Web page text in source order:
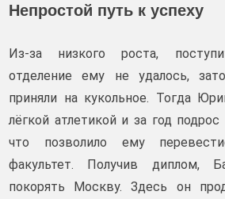
Непростой путь к успеху
Из-за низкого роста,
отделение ему не удалось,
приняли на кукольное. Тогда
лёгкой атлетикой и за год
что позволило ему
факультет. Получив диплом,
покорять Москву. Здесь он